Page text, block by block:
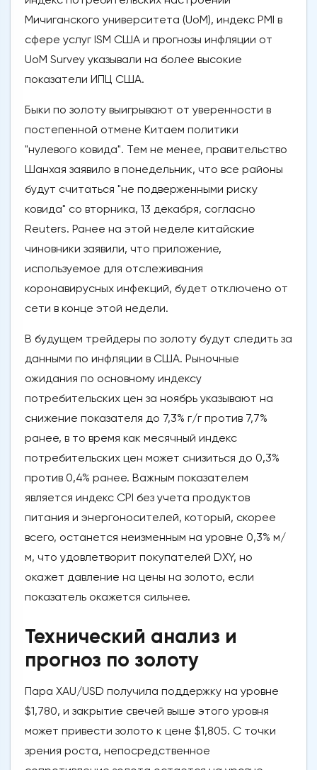
Мичиганского университета (UoM), индекс PMI в
сфере услуг ISM США и прогнозы инфляции от
UoM Survey указывали на более высокие
показатели ИПЦ США.
Быки по золоту выигрывают от уверенности в
постепенной отмене Китаем политики
"нулевого ковида". Тем не менее, правительство
Шанхая заявило в понедельник, что все районы
будут считаться "не подверженными риску
ковида" со вторника, 13 декабря, согласно
Reuters. Ранее на этой неделе китайские
чиновники заявили, что приложение,
используемое для отслеживания
коронавирусных инфекций, будет отключено от
сети в конце этой недели.
В будущем трейдеры по золоту будут следить за
данными по инфляции в США. Рыночные
ожидания по основному индексу
потребительских цен за ноябрь указывают на
снижение показателя до 7,3% г/г против 7,7%
ранее, в то время как месячный индекс
потребительских цен может снизиться до 0,3%
против 0,4% ранее. Важным показателем
является индекс CPI без учета продуктов
питания и энергоносителей, который, скорее
всего, останется неизменным на уровне 0,3% м/
м, что удовлетворит покупателей DXY, но
окажет давление на цены на золото, если
показатель окажется сильнее.
Технический анализ и
прогноз по золоту
Пара XAU/USD получила поддержку на уровне
$1,780, и закрытие свечей выше этого уровня
может привести золото к цене $1,805. С точки
зрения роста, непосредственное